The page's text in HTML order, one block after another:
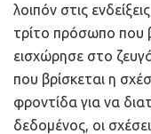
λοιπόν στις
τρίτο πρόσωπο που
εισχώρησε στο
που βρίσκεται η
φροντίδα για να
δεδομένος, οι